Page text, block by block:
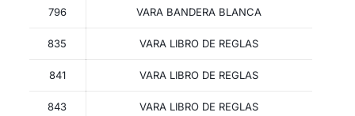
796 VARA BANDERA BLANCA
835 VARA LIBRO DE REGLAS
841 VARA LIBRO DE REGLAS
843 VARA LIBRO DE REGLAS